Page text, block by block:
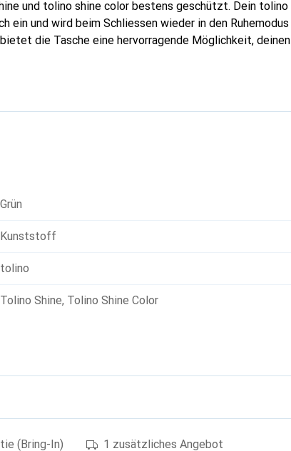
und tolino shine color bestens geschützt. Dein tolino
und wird beim Schliessen wieder in den Ruhemodus
die Tasche eine hervorragende Möglichkeit, deinen
Grün
Kunststoff
tolino
Tolino Shine, Tolino Shine Color
(Bring-In)
1 zusätzliches Angebot